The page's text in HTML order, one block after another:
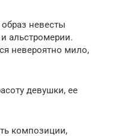
невесты
альстромерии.
невероятно мило,
девушки, ее
композиции,